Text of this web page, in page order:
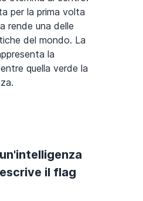
per la prima volta
rende una delle
del mondo. La
la
quella verde la
il flag